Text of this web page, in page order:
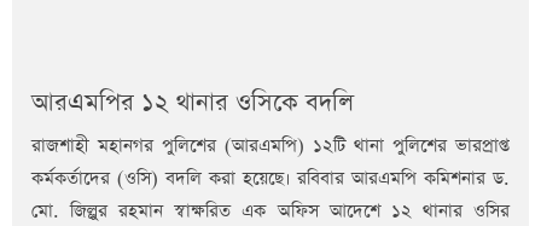
আরএমপির ১২ থানার ওসিকে বদলি
রাজশাহী মহানগর পুলিশের (আরএমপি) ১২টি থানা পুলিশের ভারপ্রাপ্ত
কর্মকর্তাদের (ওসি) বদলি করা হয়েছে। রবিবার আরএমপি কমিশনার ড.
মো. জিল্লুর রহমান স্বাক্ষরিত এক অফিস আদেশে ১২ থানার ওসির